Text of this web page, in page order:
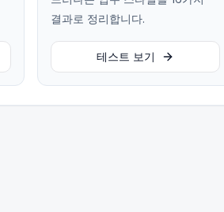
결과로 정리합니다.
테스트 보기